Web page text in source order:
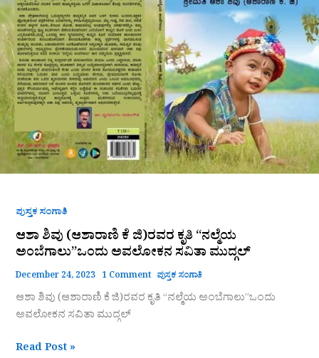
ಪುಸ್ತಕ ಸಂಗಾತಿ
ಆಶಾ ಶಿವು (ಆಶಾರಾಣಿ ಕೆ ಜಿ)ರವರ ಕೃತಿ “ನಲ್ಮೆಯ
ಅಂಬೆಗಾಲು”ಒಂದು ಅವಲೋಕನ ಸವಿತಾ ಮುದ್ಗಲ್
December 24, 2023 1 Comment ಪುಸ್ತಕ ಸಂಗಾತಿ
ಆಶಾ ಶಿವು (ಆಶಾರಾಣಿ ಕೆ ಜಿ)ರವರ ಕೃತಿ “ನಲ್ಮೆಯ ಅಂಬೆಗಾಲು”ಒಂದು
ಅವಲೋಕನ ಸವಿತಾ ಮುದ್ಗಲ್
ಜಿ)ರವರ
ಕೃತಿ
“ನಲ್ಮೆಯ
ಅಂಬೆಗಾಲು”ಒಂದು
ಅವಲೋಕನ
ಸವಿತಾ
ಮುದ್ಗಲ್
Read Post »